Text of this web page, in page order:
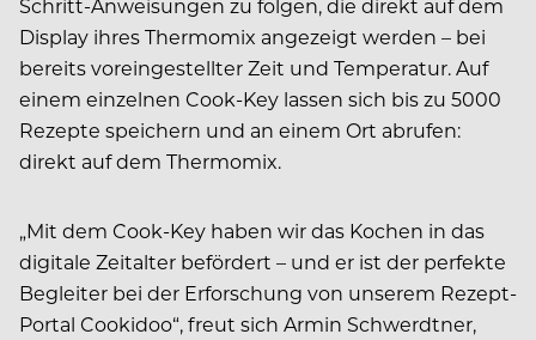
Display ihres Thermomix angezeigt werden – bei
bereits voreingestellter Zeit und Temperatur. Auf
einem einzelnen Cook-Key lassen sich bis zu 5000
Rezepte speichern und an einem Ort abrufen:
direkt auf dem Thermomix.
„Mit dem Cook-Key haben wir das Kochen in das
digitale Zeitalter befördert – und er ist der perfekte
Begleiter bei der Erforschung von unserem Rezept-
Portal Cookidoo“, freut sich Armin Schwerdtner,